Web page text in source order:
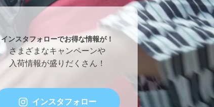
インスタフォローでお得な情報が！
さまざまなキャンペーンや
入荷情報が盛りだくさん！
インスタフォロー